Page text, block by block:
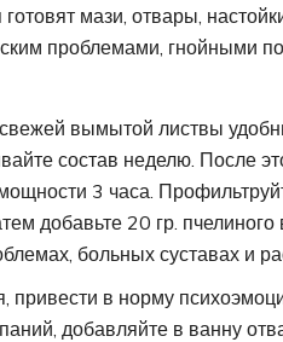
мази, отвары,
проблемами, гнойными
вымытой листвы
состав неделю. После
3 часа.
добавьте 20 гр.
больных суставах и
привести в норму
добавляйте в ванну